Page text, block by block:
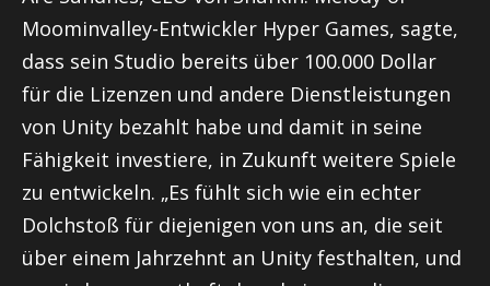
Moominvalley-Entwickler Hyper Games, sagte,
dass sein Studio bereits über 100.000 Dollar
für die Lizenzen und andere Dienstleistungen
von Unity bezahlt habe und damit in seine
Fähigkeit investiere, in Zukunft weitere Spiele
zu entwickeln. „Es fühlt sich wie ein echter
Dolchstoß für diejenigen von uns an, die seit
über einem Jahrzehnt an Unity festhalten, und